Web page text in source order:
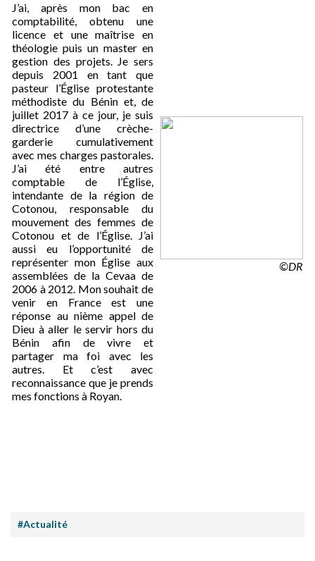
J’ai, après mon bac en
comptabilité, obtenu une
licence et une maîtrise en
théologie puis un master en
gestion des projets. Je sers
depuis 2001 en tant que
pasteur l’Église protestante
méthodiste du Bénin et, de
juillet 2017 à ce jour, je suis
directrice d’une crèche-
garderie cumulativement
avec mes charges pastorales.
J’ai été entre autres
comptable de l’Église,
intendante de la région de
Cotonou, responsable du
mouvement des femmes de
Cotonou et de l’Église. J’ai
aussi eu l’opportunité de
représenter mon Église aux
assemblées de la Cevaa de
2006 à 2012. Mon souhait de
venir en France est une
réponse au nième appel de
Dieu à aller le servir hors du
Bénin afin de vivre et
partager ma foi avec les
autres. Et c’est avec
reconnaissance que je prends
mes fonctions à Royan.
©DR
#Actualité